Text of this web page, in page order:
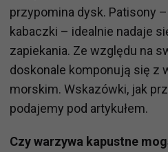
przypomina dysk. Patisony
kabaczki – idealnie nadaje
zapiekania. Ze względu na
doskonale komponują się z
morskim. Wskazówki, jak
podajemy pod artykułem.
Czy warzywa kapustne